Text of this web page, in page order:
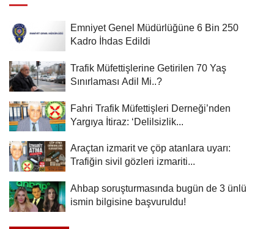
Emniyet Genel Müdürlüğüne 6 Bin 250
Kadro İhdas Edildi
Trafik Müfettişlerine Getirilen 70 Yaş
Sınırlaması Adil Mi..?
Fahri Trafik Müfettişleri Derneği’nden
Yargıya İtiraz: ‘Delilsizlik...
Araçtan izmarit ve çöp atanlara uyarı:
Trafiğin sivil gözleri izmariti...
Ahbap soruşturmasında bugün de 3 ünlü
ismin bilgisine başvuruldu!